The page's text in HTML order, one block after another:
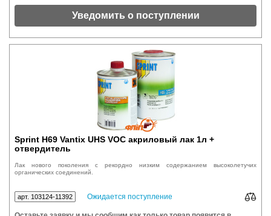
Уведомить о поступлении
Sprint H69 Vantix UHS VOC акриловый лак 1л +
отвердитель
Лак нового поколения с рекордно низким содержанием высоколетучих
органических соединений.
арт. 103124-11392 Ожидается поступление